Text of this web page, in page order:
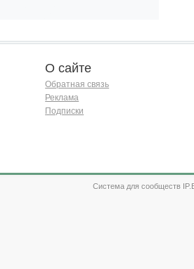
О сайте
Обратная связь
Реклама
Подписки
Система для сообществ